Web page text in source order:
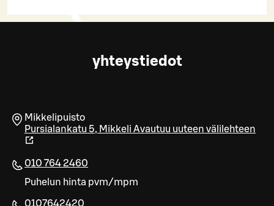
yhteystiedot
Mikkelipuisto
Pursialankatu 5, Mikkeli Avautuu uuteen välilehteen
010 764 2460
Puhelun hinta pvm/mpm
0107642420